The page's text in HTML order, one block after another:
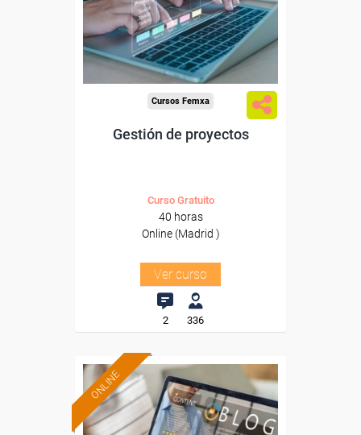
Para todos los sectores.
Cursos Femxa
Gestión de proyectos
Curso Gratuito
40 horas
Online (Madrid )
Ver curso
2 336
ONLINE
Formación 100%
subvencionada.